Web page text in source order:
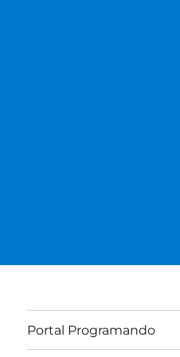
Portal Programando